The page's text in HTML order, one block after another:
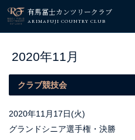
有馬冨士カンツリークラブ
ARIMAFUJI COUNTRY CLUB
2020年11月
クラブ競技会
2020年11月17日(火)
グランドシニア選手権・決勝